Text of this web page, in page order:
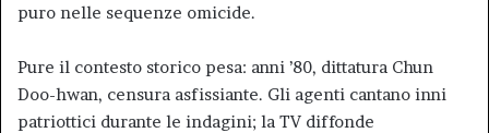
puro nelle sequenze omicide.
Pure il contesto storico pesa: anni ’80, dittatura Chun
Doo-hwan, censura asfissiante. Gli agenti cantano inni
patriottici durante le indagini; la TV diffonde